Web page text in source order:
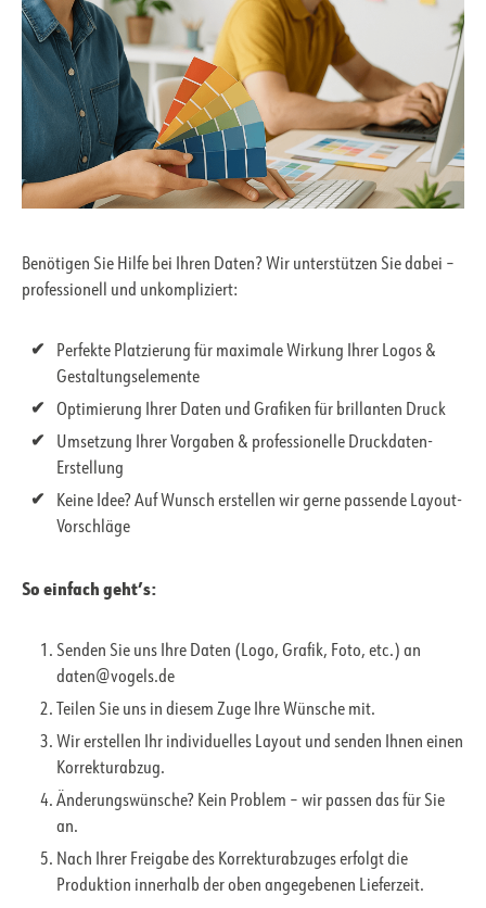
Benötigen Sie Hilfe bei Ihren Daten? Wir unterstützen Sie dabei –
professionell und unkompliziert:
Perfekte Platzierung für maximale Wirkung Ihrer Logos &
Gestaltungselemente
Optimierung Ihrer Daten und Grafiken für brillanten Druck
Umsetzung Ihrer Vorgaben & professionelle Druckdaten-
Erstellung
Keine Idee? Auf Wunsch erstellen wir gerne passende Layout-
Vorschläge
So einfach geht’s:
Senden Sie uns Ihre Daten (Logo, Grafik, Foto, etc.) an
daten@vogels.de
Teilen Sie uns in diesem Zuge Ihre Wünsche mit.
Wir erstellen Ihr individuelles Layout und senden Ihnen einen
Korrekturabzug.
Änderungswünsche? Kein Problem – wir passen das für Sie
an.
Nach Ihrer Freigabe des Korrekturabzuges erfolgt die
Produktion innerhalb der oben angegebenen Lieferzeit.